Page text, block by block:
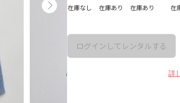
在庫なし 在庫あり 在庫あり 在
ログインしてレンタルする
詳